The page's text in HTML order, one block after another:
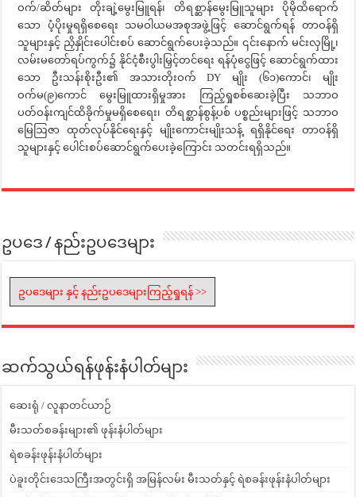
ဝက်/ဆိတ်များ တိုးချဲ့မွေးမြူရန်၊ တိရစ္ဆာန်မွေးမြူသူများ ပိုမိုထိရောက်
သော ပံ့ပိုးမှုရရှိစေရေး သမဝါယမအစုအဖွဲ့ဖြင့် ဆောင်ရွက်ရန် တာဝန်ရှိ
သူများနှင့် ညှိနှိုင်းပေါင်းစပ် ဆောင်ရွက်ပေးခဲ့သည်။ ၎င်းနောက် မင်းလှမြို့၊
လမ်းမတော်ရပ်ကွက်၌ နိုင်ငံ့စီးပွါးမြှင့်တင်ရေး ရန်ပုံငွေဖြင့် ဆောင်ရွက်ထား
သော ဦးသန်းစိုးဦး၏ အသားတိုးဝက် DY မျိုး (၆၁)ကောင်၊ မျိုး
ဝက်မ(၉)ကောင် မွေးမြူထားရှိမှုအား ကြည့်ရှုစစ်ဆေးခဲ့ပြီး သဘာဝ
ပတ်ဝန်းကျင်ထိခိုက်မှုမရှိစေရေး၊ တိရစ္ဆာန်စွန့်ပစ် ပစ္စည်းများဖြင့် သဘာဝ
မြေဩဇာ ထုတ်လုပ်နိုင်ရေးနှင့် မျိုးကောင်းမျိုးသန့် ရရှိနိုင်ရေး တာဝန်ရှိ
သူများနှင့် ပေါင်းစပ်ဆောင်ရွက်ပေးခဲ့ကြောင်း သတင်းရရှိသည်။
ဥပဒေ / နည်းဥပဒေများ
ဥပဒေများ နှင့် နည်းဥပဒေများကြည့်ရှုရန် >>
ဆက်သွယ်ရန်ဖုန်းနံပါတ်များ
ဆေးရုံ / လူနာတင်ယာဉ်
မီးသတ်စခန်းများ၏ ဖုန်းနံပါတ်များ
ရဲစခန်းဖုန်းနံပါတ်များ
ပဲခူးတိုင်းဒေသကြီးအတွင်းရှိ အမြန်လမ်း မီးသတ်နှင့် ရဲစခန်းဖုန်းနံပါတ်များ